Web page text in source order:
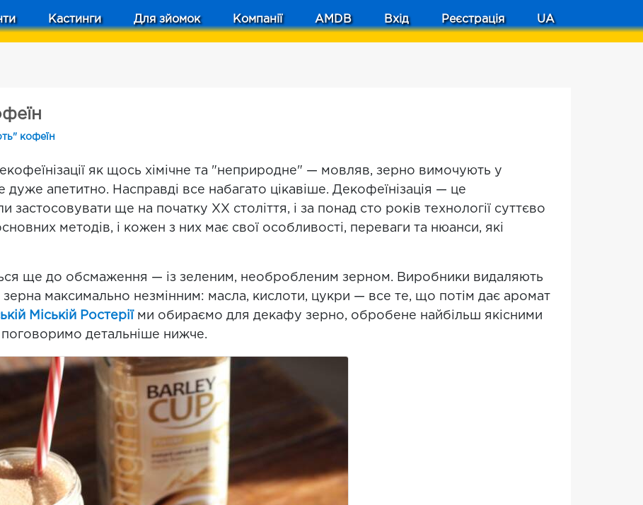
Кастинги Для зйомок Компанії AMDB Вхід Реєстрація UA
кофеїн
як щось хімічне та "неприродне" — мовляв, зерно вимочують у
дуже апетитно. Насправді все набагато цікавіше. Декофеїнізація — це
застосовувати ще на початку XX століття, і за понад сто років технології суттєво
методів, і кожен з них має свої особливості, переваги та нюанси, які
ще до обсмаження — із зеленим, необробленим зерном. Виробники видаляють
максимально незмінним: масла, кислоти, цукри — все те, що потім дає аромат
Міській Ростерії ми обираємо для декафу зерно, обробене найбільш якісними
детальніше нижче.